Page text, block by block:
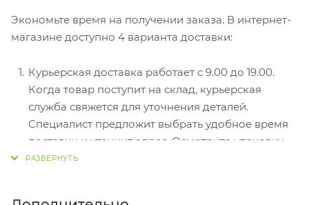
перенаправит вас на сервер системы ASSIST.
Здесь нужно ввести номер карты, срок действия
Электронные системы при онлайн-заказе:
PayPal, WebMoney и Яндекс.Деньги. Для
совершения покупки система перенаправит вас
на страницу платежного сервиса. Здесь
необходимо заполнить форму по инструкции.
Экономьте время на получении заказа. В интернет-
магазине доступно 4 варианта доставки:
Курьерская доставка работает с 9.00 до 19.00.
Когда товар поступит на склад, курьерская
служба свяжется для уточнения деталей.
Специалист предложит выбрать удобное время
доставки и уточнит адрес. Осмотрите упаковку
на целостность и соответствие указанной